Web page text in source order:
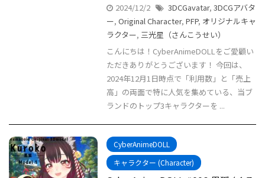
2024/12/2 3DCGavatar, 3DCGアバタ
ー, Original Character, PFP, オリジナルキャ
ラクター, 三光星（さんこうせい）
こんにちは！CyberAnimeDOLLをご愛顧い
ただきありがとうございます！ 今回は、
2024年12月1日時点で「利用数」と「売上
高」の両面で特に人気を集めている、当ブ
ランドのトップ3キャラクターを ...
CyberAnimeDOLL
キャラクター (Character)